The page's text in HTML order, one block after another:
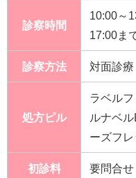
診察時間
10:00～
17:00ま
診察方法 対面診療
処方ピル
ラベル
ルナベ
ーズフ
初診料 要問合せ